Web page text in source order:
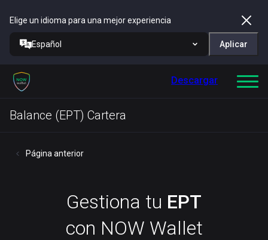
Elige un idioma para una mejor experiencia
Español Aplicar
Descargar
Balance (EPT) Cartera
Página anterior
Gestiona tu EPT
con NOW Wallet